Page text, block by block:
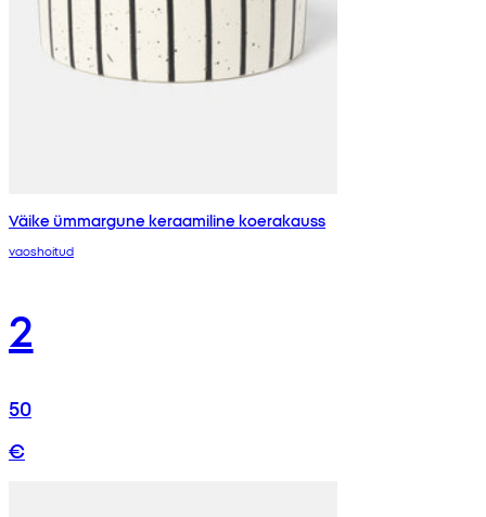
Väike ümmargune keraamiline koerakauss
vaoshoitud
2
50
€